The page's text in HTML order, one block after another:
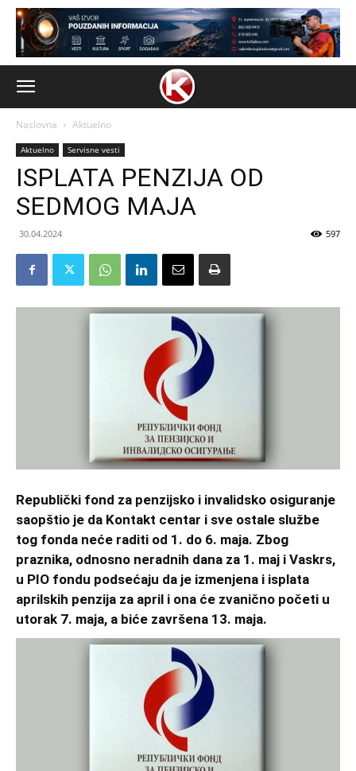
Naslovna Aktuelno
Aktuelno Servisne vesti
ISPLATA PENZIJA OD
SEDMOG MAJA
30.04.2024 597
Republički fond za penzijsko i invalidsko osiguranje
saopštio je da Kontakt centar i sve ostale službe
tog fonda neće raditi od 1. do 6. maja. Zbog
praznika, odnosno neradnih dana za 1. maj i Vaskrs,
u PIO fondu podsećaju da je izmenjena i isplata
aprilskih penzija za april i ona će zvanično početi u
utorak 7. maja, a biće završena 13. maja.